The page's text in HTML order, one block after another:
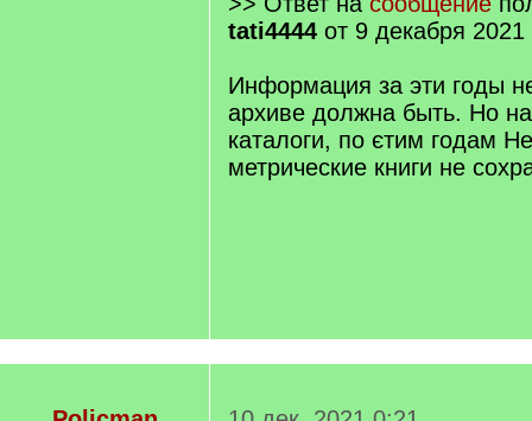
tati4444 от 9 декабря 2021
Информация за эти годы
архиве должна быть. Но на
каталоги, по єтим годам
метрические книги не